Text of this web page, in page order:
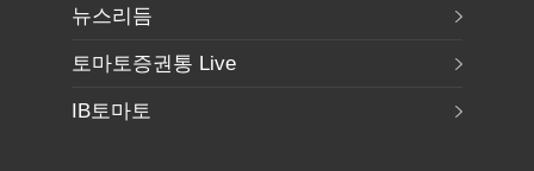
뉴스리듬
토마토증권통 Live
IB토마토